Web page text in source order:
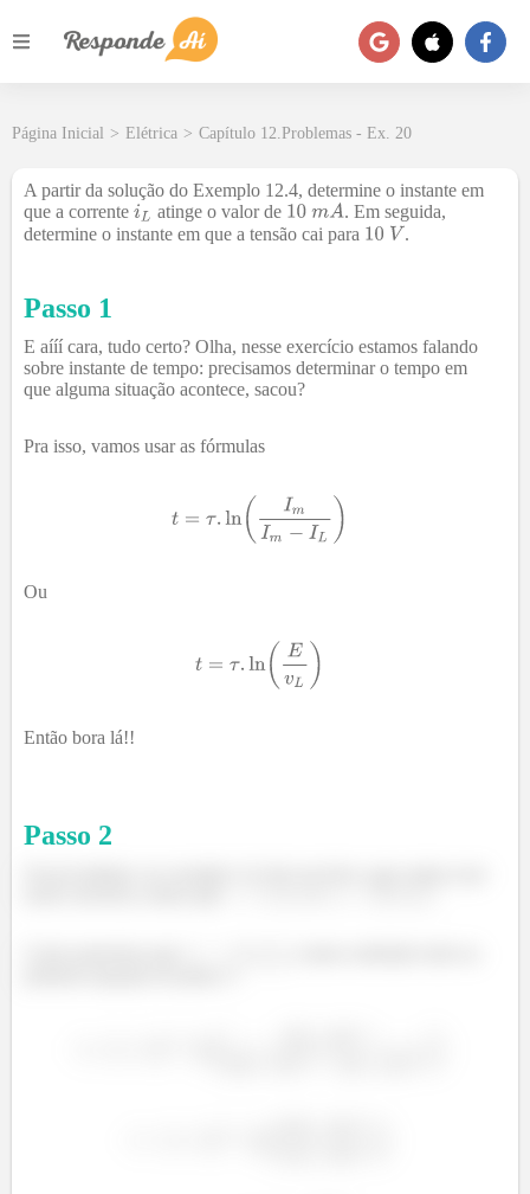
Página Inicial > Elétrica > Capítulo 12.Problemas - Ex. 20
A partir da solução do Exemplo 12.4, determine o instante em
que a corrente
atinge o valor de
. Em seguida,
determine o instante em que a tensão cai para
.
Passo 1
E aííí cara, tudo certo? Olha, nesse exercício estamos falando
sobre instante de tempo: precisamos determinar o tempo em
que alguma situação acontece, sacou?
Pra isso, vamos usar as fórmulas
Ou
Então bora lá!!
Passo 2